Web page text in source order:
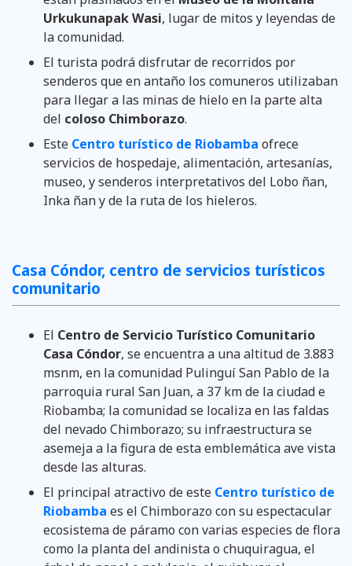
Urkukunapak Wasi, lugar de mitos y leyendas de
la comunidad.
El turista podrá disfrutar de recorridos por
senderos que en antaño los comuneros utilizaban
para llegar a las minas de hielo en la parte alta
del coloso Chimborazo.
Este Centro turístico de Riobamba ofrece
servicios de hospedaje, alimentación, artesanías,
museo, y senderos interpretativos del Lobo ñan,
Inka ñan y de la ruta de los hieleros.
Casa Cóndor, centro de servicios turísticos
comunitario
El Centro de Servicio Turístico Comunitario
Casa Cóndor, se encuentra a una altitud de 3.883
msnm, en la comunidad Pulinguí San Pablo de la
parroquia rural San Juan, a 37 km de la ciudad e
Riobamba; la comunidad se localiza en las faldas
del nevado Chimborazo; su infraestructura se
asemeja a la figura de esta emblemática ave vista
desde las alturas.
El principal atractivo de este Centro turístico de
Riobamba es el Chimborazo con su espectacular
ecosistema de páramo con varias especies de flora
como la planta del andinista o chuquiragua, el